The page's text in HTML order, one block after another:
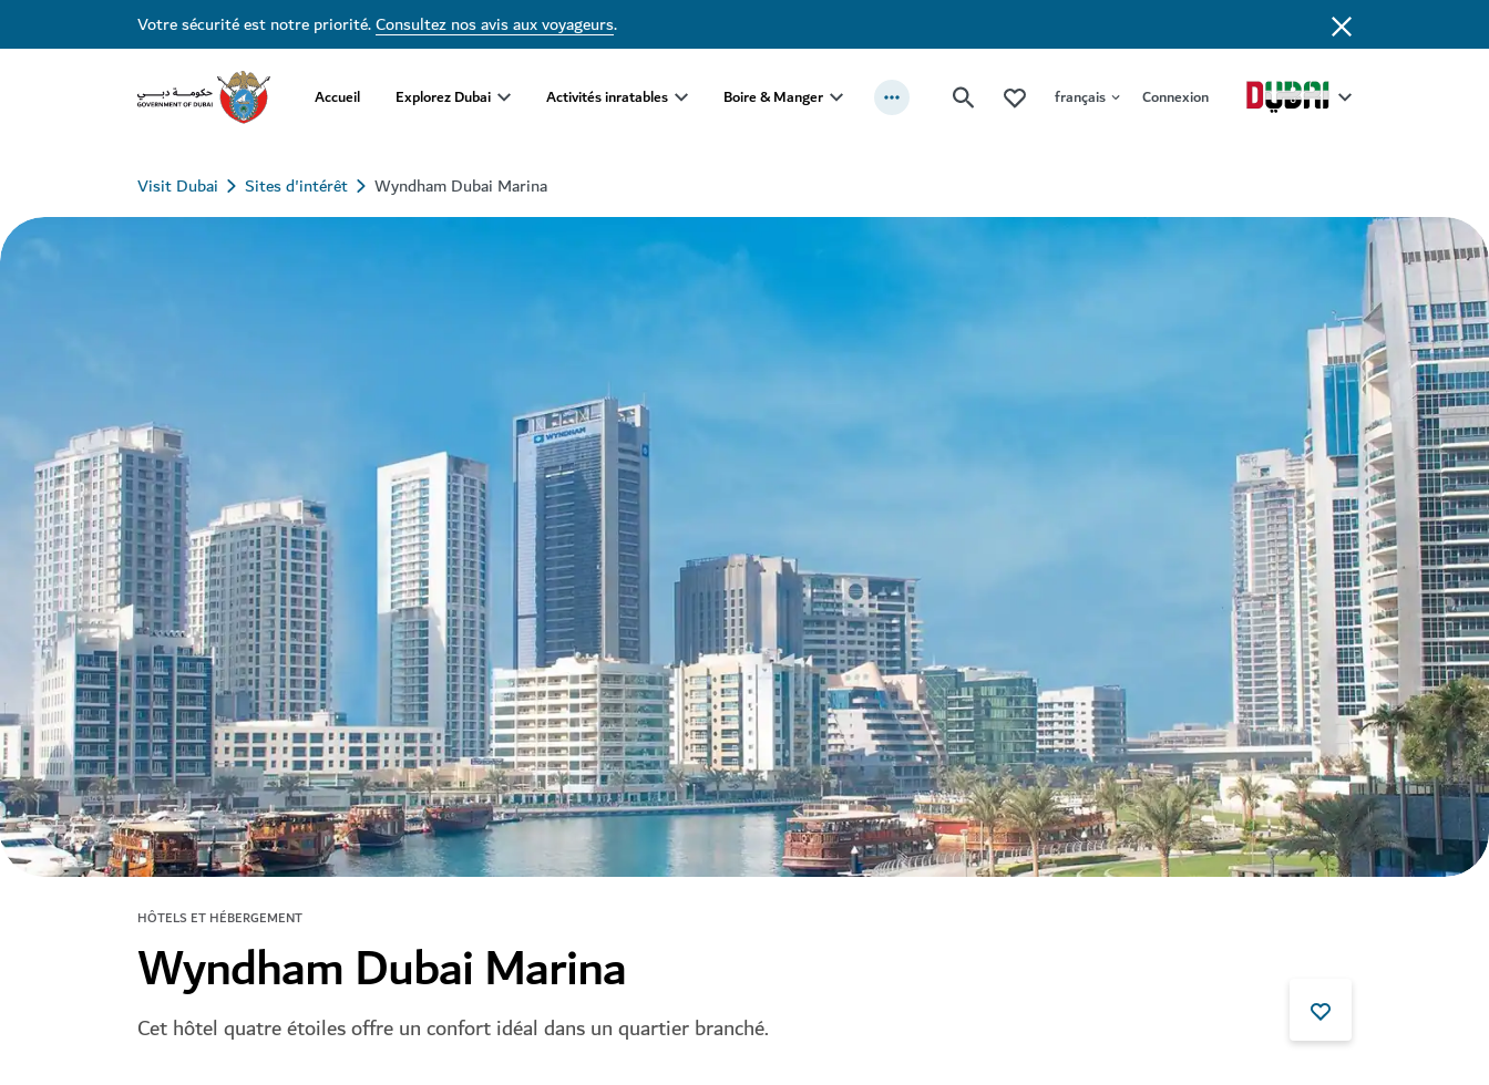
Votre sécurité est notre priorité.Consultez nos avis aux voyageurs.
Accueil Explorez Dubai Activités inratables Boire & Manger français Connexion
Visit Dubai Sites d'intérêt Wyndham Dubai Marina
HÔTELS ET HÉBERGEMENT
Wyndham Dubai Marina
Cet hôtel quatre étoiles offre un confort idéal dans un quartier branché.